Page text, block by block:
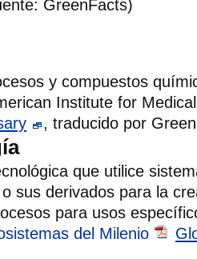
GreenFacts)
y compuestos
Institute for
, traducido por
que utilice
sus derivados para la
para usos
del Milenio